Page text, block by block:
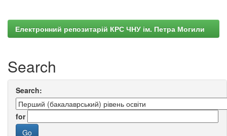
Електронний репозитарій КРС ЧНУ ім. Петра Могили
Search
Search:
for